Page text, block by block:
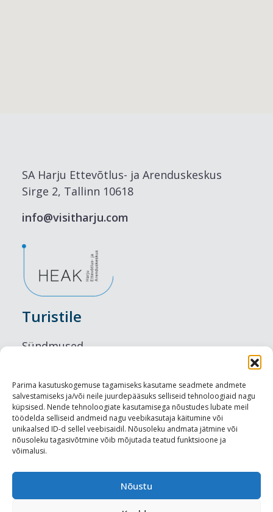
Parima kasutuskogemuse tagamiseks kasutame seadmete andmete
salvestamiseks ja/või neile juurdepääsuks selliseid tehnoloogiaid nagu
küpsised. Nende tehnoloogiate kasutamisega nõustudes lubate meil
töödelda selliseid andmeid nagu veebikasutaja käitumine või
unikaalsed ID-d sellel veebisaidil. Nõusoleku andmata jätmine või
nõusoleku tagasivõtmine võib mõjutada teatud funktsioone ja
võimalusi.
Nõustu
SA Harju Ettevõtlus- ja Arenduskeskus
Sirge 2, Tallinn 10618
info@visitharju.com
Turistile
Sündmused
Maitseelamused
Vaatamisväärsused
Visit Tallinn
Turismiprofessionaalile